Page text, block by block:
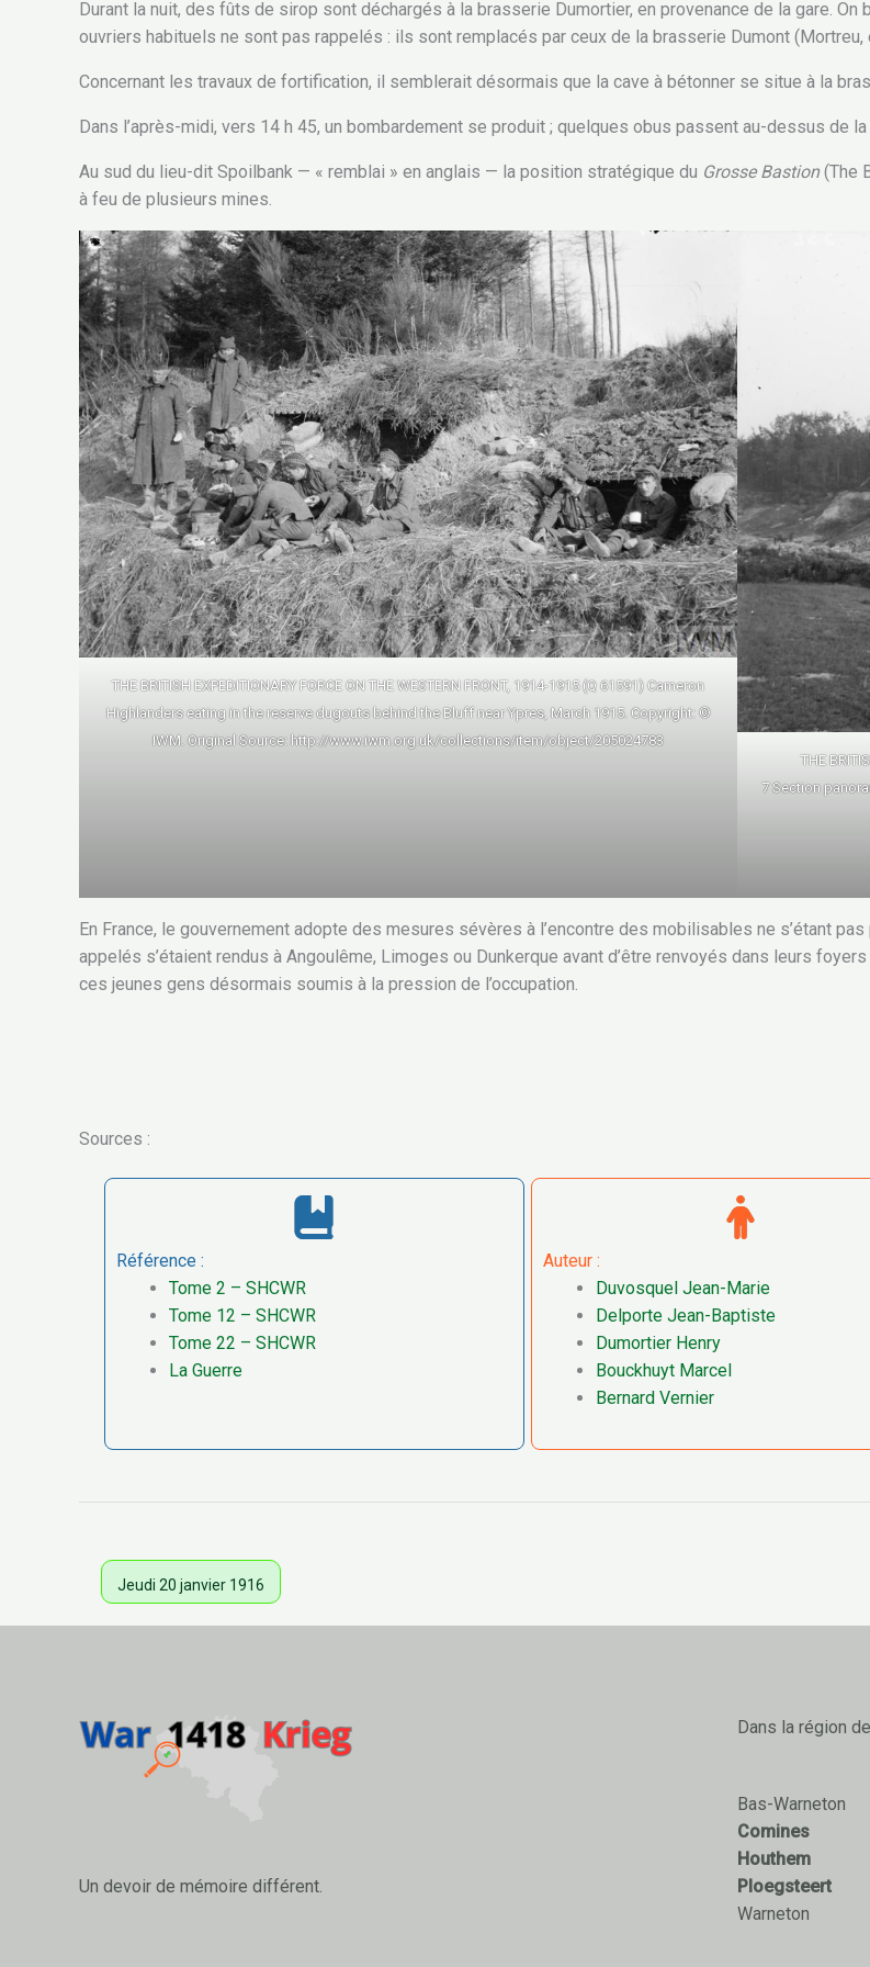
Durant la nuit, des fûts de sirop sont déchargés à la brasserie Dumortier, en provenance de la gare.
ouvriers habituels ne sont pas rappelés : ils sont remplacés par ceux de la brasserie Dumont (Mortreu,
Concernant les travaux de fortification, il semblerait désormais que la cave à bétonner se situe à la
Dans l’après-midi, vers 14 h 45, un bombardement se produit ; quelques obus passent au-dessus de
Au sud du lieu-dit Spoilbank — « remblai » en anglais — la position stratégique du Grosse Bastion(The
à feu de plusieurs mines.
THE BRITISH EXPEDITIONARY FORCE ON THE WESTERN FRONT, 1914-1915 (Q 61591) Cameron
Highlanders eating in the reserve dugouts behind the Bluff near Ypres, March 1915. Copyright: ©
IWM. Original Source: http://www.iwm.org.uk/collections/item/object/205024783
THE
7 Section
En France, le gouvernement adopte des mesures sévères à l’encontre des mobilisables ne s’étant
appelés s’étaient rendus à Angoulême, Limoges ou Dunkerque avant d’être renvoyés dans leurs
ces jeunes gens désormais soumis à la pression de l’occupation.
Sources :
Référence :
Tome 2 – SHCWR
Tome 12 – SHCWR
Tome 22 – SHCWR
La Guerre
Auteur :
Duvosquel Jean-Marie
Delporte Jean-Baptiste
Dumortier Henry
Bouckhuyt Marcel
Bernard Vernier
Jeudi 20 janvier 1916
Un devoir de mémoire différent.
Dans la région
Bas-Warneton
Comines
Houthem
Ploegsteert
Warneton